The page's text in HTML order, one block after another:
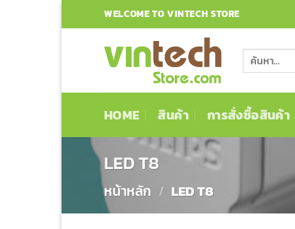
ไป
WELCOME TO VINTECH STORE
ค้นหา:
HOME สินค้า การสั่งซื้อสินค้า
LED T8
หน้าหลัก / LED T8